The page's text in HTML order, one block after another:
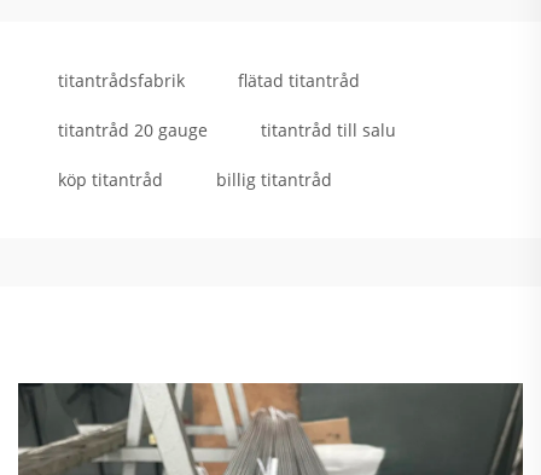
titantrådsfabrik flätad titantråd
titantråd 20 gauge titantråd till salu
köp titantråd billig titantråd